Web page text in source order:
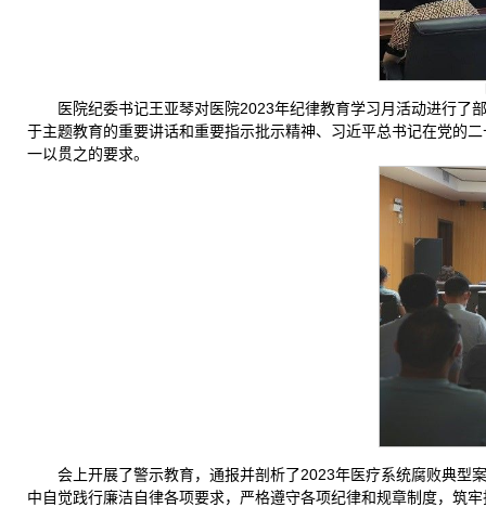
医院纪委书记王亚琴对医院2023年纪律教育学习月活动进行了
于主题教育的重要讲话和重要指示批示精神、习近平总书记在党的
一以贯之的要求。
会上开展了警示教育，通报并剖析了2023年医疗系统腐败典型
中自觉践行廉洁自律各项要求，严格遵守各项纪律和规章制度，筑